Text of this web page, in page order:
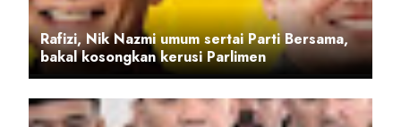
Rafizi, Nik Nazmi umum sertai Parti Bersama,
bakal kosongkan kerusi Parlimen